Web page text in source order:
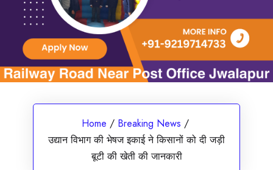
Home / Breaking News /
उद्यान विभाग की भेषज इकाई ने किसानों को दी जड़ी
बूटी की खेती की जानकारी